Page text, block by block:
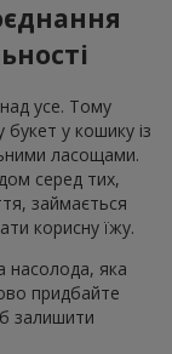
усе. Тому
у кошику із
ласощами.
серед тих,
займається
корисну їжу.
насолода, яка
придбайте
залишити